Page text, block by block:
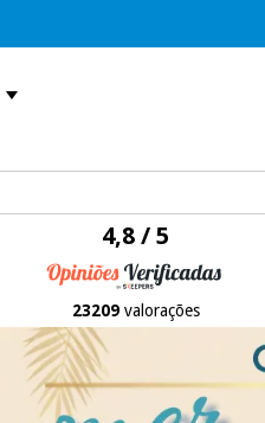
4,8 / 5
23209valorações